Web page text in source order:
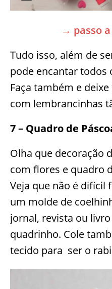
→ passo
Tudo isso, além de
pode encantar todos
Faça também e
com lembrancinhas
7 – Quadro de
Olha que decoração
com flores e quadro
Veja que não é difícil
um molde de
jornal, revista ou
quadrinho. Cole
tecido para ser o